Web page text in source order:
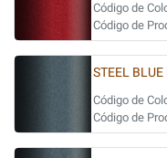
Código de
Código de
STEEL
Código de
Código de